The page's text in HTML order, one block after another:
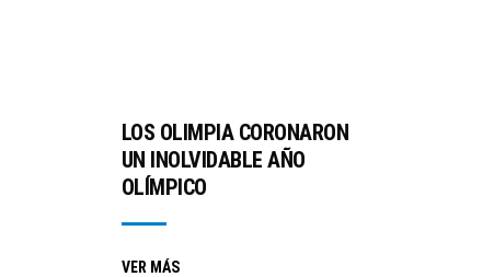
LOS OLIMPIA CORONARON
UN INOLVIDABLE AÑO
OLÍMPICO
VER MÁS